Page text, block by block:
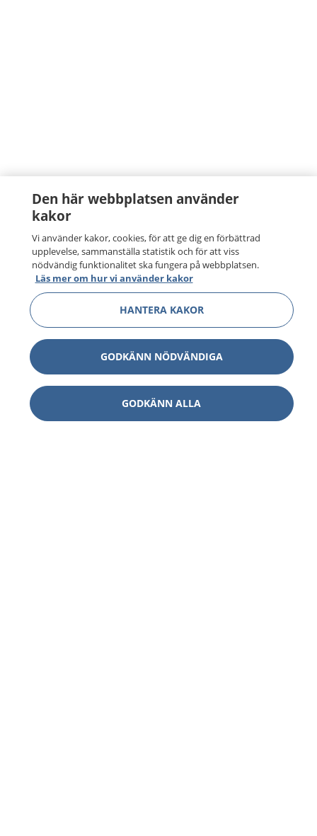
Den här webbplatsen använder
kakor
Vi använder kakor, cookies, för att ge dig en förbättrad
upplevelse, sammanställa statistik och för att viss
nödvändig funktionalitet ska fungera på webbplatsen.
Läs mer om hur vi använder kakor
HANTERA KAKOR
GODKÄNN NÖDVÄNDIGA
GODKÄNN ALLA